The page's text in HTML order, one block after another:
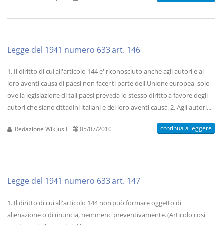
Legge del 1941 numero 633 art. 146
1. Il diritto di cui all'articolo 144 e' riconosciuto anche agli autori e ai
loro aventi causa di paesi non facenti parte dell'Unione europea, solo
ove la legislazione di tali paesi preveda lo stesso diritto a favore degli
autori che siano cittadini italiani e dei loro aventi causa. 2. Agli autori...
Redazione WikiJus I 05/07/2010 continua a leggere
Legge del 1941 numero 633 art. 147
1. Il diritto di cui all'articolo 144 non può formare oggetto di
alienazione o di rinuncia, nemmeno preventivamente. (Articolo così